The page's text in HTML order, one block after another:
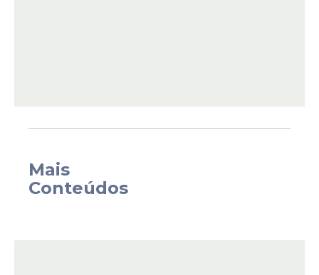
ficar em primeiro lugar, contrariando a
maioria das pesquisas que o colocavam em
segundo. O governista teve 36,78% dos
Mais
Conteúdos